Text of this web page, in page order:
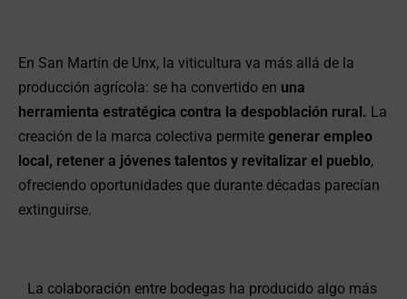
En San Martín de Unx, la viticultura va más allá de la
producción agrícola: se ha convertido en una
herramienta estratégica contra la despoblación rural. La
creación de la marca colectiva permite generar empleo
local, retener a jóvenes talentos y revitalizar el pueblo,
ofreciendo oportunidades que durante décadas parecían
extinguirse.
La colaboración entre bodegas ha producido algo más